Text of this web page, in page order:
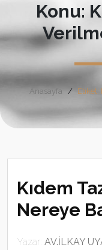
Konu:
Anasayfa Etiket:
Kıdem
Nereye
Yazar: AV.İLKAY